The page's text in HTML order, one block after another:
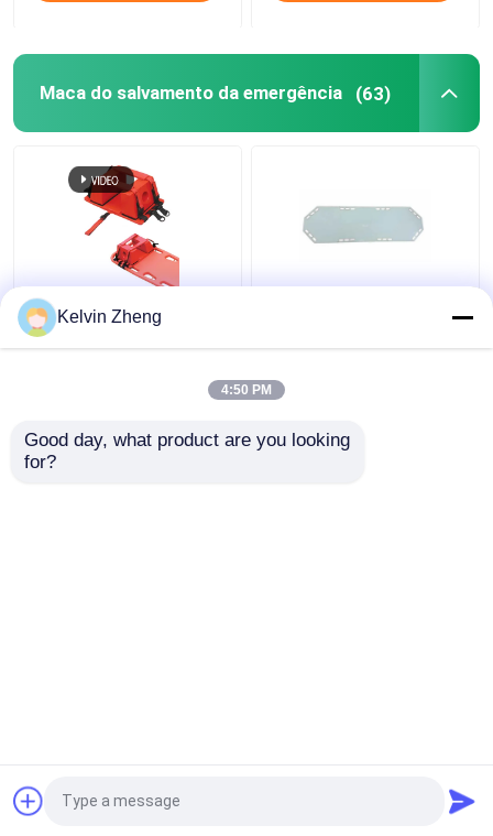
Maca do salvamento da emergência (63)
do salvamento da
emergência da
Fábrica da china.Copyright © 2026 Easy Life
Kelvin Zheng
4:50 PM
Good day, what product are you looking
for?